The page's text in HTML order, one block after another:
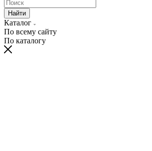
Найти
Каталог
По всему сайту
По каталогу